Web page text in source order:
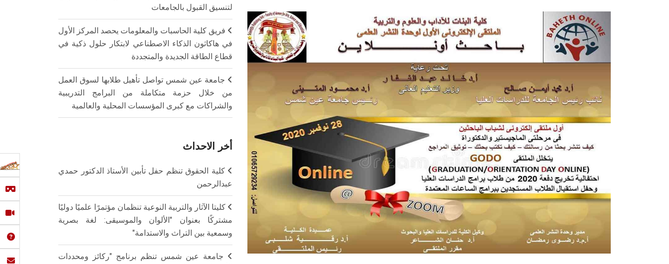
لتنسيق القبول بالجامعات
فريق كلية الحاسبات والمعلومات يحصد المركز الأول
في هاكاثون الذكاء الاصطناعي لابتكار حلول ذكية في
قطاع الطاقة الجديدة والمتجددة
جامعة عين شمس تواصل تأهيل طلابها لسوق العمل
من خلال حزمة متكاملة من البرامج التدريبية
والشراكات مع كبرى المؤسسات المحلية والعالمية
أخر الاحداث
كلية الحقوق تنظم حفل تأبين الأستاذ الدكتور حمدي
عبدالرحمن
كليتا الآثار والتربية النوعية تنظمان مؤتمرًا علميًا دوليًا
مشتركًا بعنوان "الألوان والموسيقى: لغة بصرية
وسمعية بين التراث والاستدامة"
جامعة عين شمس تنظم برنامج "ركائز ومحددات